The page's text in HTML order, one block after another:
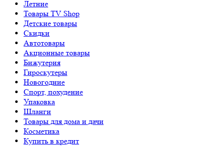
Летние
Товары TV Shop
Детские товары
Cкидки
Автотовары
Акционные товары
Бижутерия
Гироскутеры
Новогодние
Спорт, похудение
Упаковка
Шланги
Товары для дома и дачи
Косметика
Купить в кредит